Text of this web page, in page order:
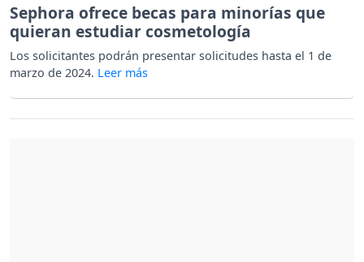
Sephora ofrece becas para minorías que
quieran estudiar cosmetología
Los solicitantes podrán presentar solicitudes hasta el 1 de
marzo de 2024.